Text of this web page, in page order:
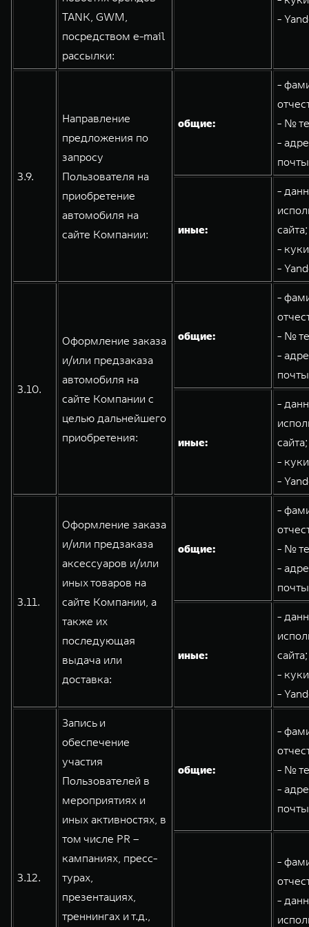
TANK, GWM,
посредством e-mail
рассылки:
-
3.9.
Направление
предложения по
запросу
Пользователя на
приобретение
автомобиля на
сайте Компании:
общие:
-
- №
-
иные:
-
сайта;
-
-
3.10.
Оформление заказа
и/или предзаказа
автомобиля на
сайте Компании с
целью дальнейшего
приобретения:
общие:
-
- №
-
иные:
-
сайта;
-
-
3.11.
Оформление заказа
и/или предзаказа
аксессуаров и/или
иных товаров на
сайте Компании, а
также их
последующая
выдача или
доставка:
общие:
-
- №
-
иные:
-
сайта;
-
-
3.12.
Запись и
обеспечение
участия
Пользователей в
мероприятиях и
иных активностях, в
том числе PR –
кампаниях, пресс-
турах,
презентациях,
треннингах и т.д.,
общие:
-
- №
-
-
-